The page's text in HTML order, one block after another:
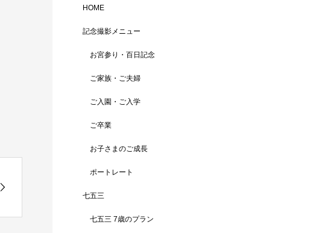
HOME
記念撮影メニュー
お宮参り・百日記念
ご家族・ご夫婦
ご入園・ご入学
ご卒業
お子さまのご成長
ポートレート
七五三
七五三 7歳のプラン